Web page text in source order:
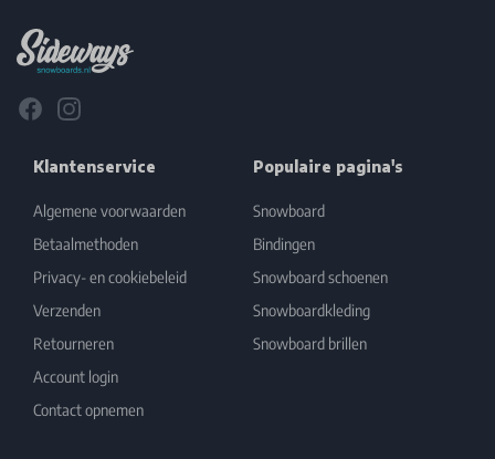
FacebookInstagram
Klantenservice
Algemene voorwaarden
Betaalmethoden
Privacy- en cookiebeleid
Verzenden
Retourneren
Account login
Contact opnemen
Populaire pagina's
Snowboard
Bindingen
Snowboard schoenen
Snowboardkleding
Snowboard brillen